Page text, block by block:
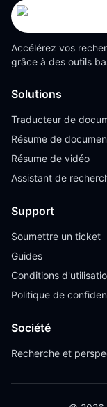
Accélérez vos
grâce à des outils
Solutions
Traducteur de
Résume de
Résume de vidéo
Assistant de
Support
Soumettre un ticket
Guides
Conditions
Politique de
Société
Recherche et